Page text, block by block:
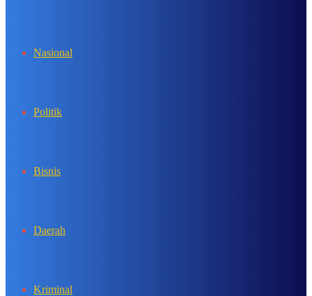
Nasional
Politik
Bisnis
Daerah
Kriminal